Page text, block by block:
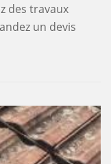
des travaux
un devis